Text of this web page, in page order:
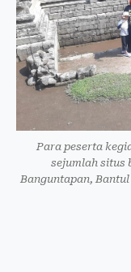
Para peserta
sejumlah situs
Banguntapan,